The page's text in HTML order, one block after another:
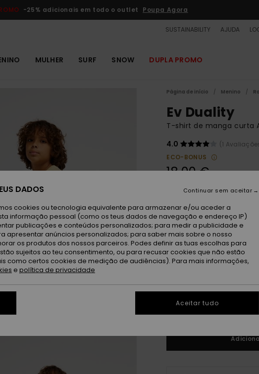
-25% adicionais em todo o outlet Poupa Agora
SUSTAINABILITY AJUDA
MULHER SURF SNOW DUPLA PROMO
Página de início Menino
Ev Duality
T-shirt de manga curta
4.0
(1
ECO-BONUS
18,00 €
Straw
8 10 12
DADOS
cookies ou tecnologia equivalente para armazenar e/ou aceder a
informação pessoal (como os teus dados de navegação e endereço IP)
publicações e conteúdos personalizados; para medir a publicidade e
apresentar anúncios personalizados; para saber mais sobre o nosso
os produtos dos nossos parceiros. Podes definir as tuas escolhas para
sujeitos ao teu consentimento, ou para recusar cookies que não estão
como certos cookies de medição de audiências). Para mais informações,
e política de privacidade
Continuar sem aceitar
Aceitar tudo